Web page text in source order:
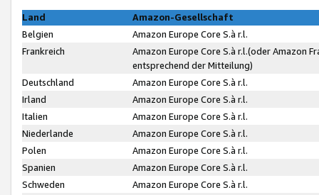
Land
Amazon-Gesellschaft
Belgien
Amazon Europe Core S.à r.l.
Frankreich
Amazon Europe Core S.à r.l.(oder Amazon
entsprechend der Mitteilung)
Deutschland
Amazon Europe Core S.à r.l.
Irland
Amazon Europe Core S.à r.l.
Italien
Amazon Europe Core S.à r.l.
Niederlande
Amazon Europe Core S.à r.l.
Polen
Amazon Europe Core S.à r.l.
Spanien
Amazon Europe Core S.à r.l.
Schweden
Amazon Europe Core S.à r.l.